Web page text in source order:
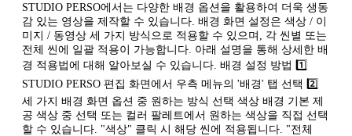
STUDIO PERSO에서는 다양한 배경 옵션을 활용하여 더욱 생동
감 있는 영상을 제작할 수 있습니다. 배경 화면 설정은 색상 / 이
미지 / 동영상 세 가지 방식으로 적용할 수 있으며, 각 씬별 또는
전체 씬에 일괄 적용이 가능합니다. 아래 설명을 통해 상세한 배
경 적용법에 대해 알아보실 수 있습니다. 배경 설정 방법 1️⃣
STUDIO PERSO 편집 화면에서 우측 메뉴의 '배경' 탭 선택 2️⃣
세 가지 배경 화면 옵션 중 원하는 방식 선택 색상 배경 기본 제
공 색상 중 선택 또는 컬러 팔레트에서 원하는 색상을 직접 선택
할 수 있습니다. "색상" 클릭 시 해당 씬에 적용됩니다. "전체